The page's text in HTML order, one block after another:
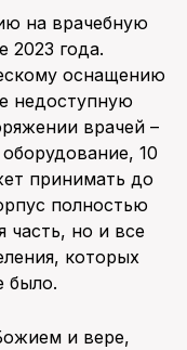
на врачебную
2023 года.
оснащению
недоступную
врачей –
10
принимать до
полностью
часть, но и все
которых
было.
и вере,